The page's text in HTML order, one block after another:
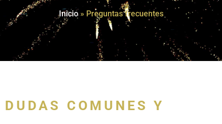
Inicio» Preguntas frecuentes
DUDAS COMUNES Y